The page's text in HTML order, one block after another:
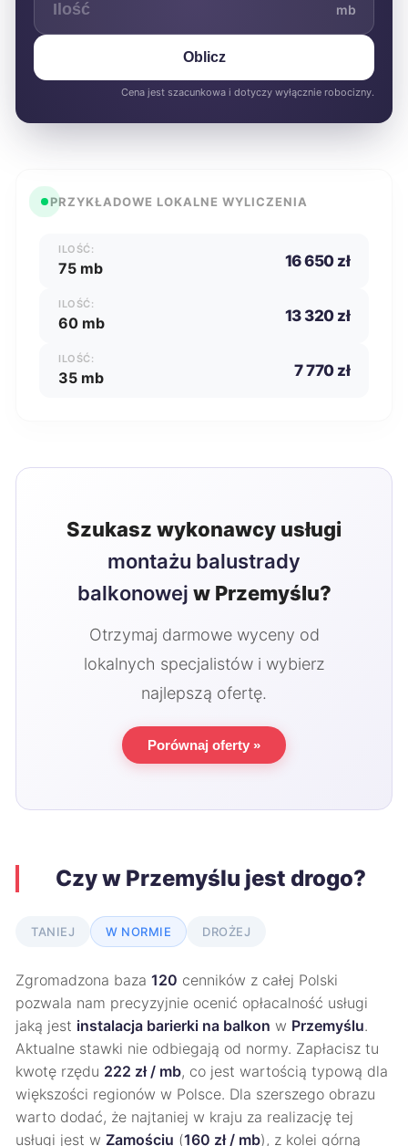
mb
Oblicz
Cena jest szacunkowa i dotyczy wyłącznie robocizny.
PRZYKŁADOWE LOKALNE WYLICZENIA
ILOŚĆ:
75 mb 16 650 zł
ILOŚĆ:
60 mb 13 320 zł
ILOŚĆ:
35 mb 7 770 zł
Szukasz wykonawcy usługi
montażu balustrady
balkonowej w Przemyślu?
Otrzymaj darmowe wyceny od
lokalnych specjalistów i wybierz
najlepszą ofertę.
Porównaj oferty »
Czy w Przemyślu jest drogo?
TANIEJ W NORMIE DROŻEJ
Zgromadzona baza 120 cenników z całej Polski
pozwala nam precyzyjnie ocenić opłacalność usługi
jaką jest instalacja barierki na balkon w Przemyślu.
Aktualne stawki nie odbiegają od normy. Zapłacisz tu
kwotę rzędu 222 zł / mb, co jest wartością typową dla
większości regionów w Polsce. Dla szerszego obrazu
warto dodać, że najtaniej w kraju za realizację tej
usługi jest w Zamościu (160 zł / mb), z kolei górną